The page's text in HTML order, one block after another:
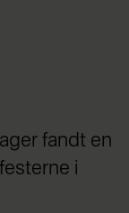
fandt en
i